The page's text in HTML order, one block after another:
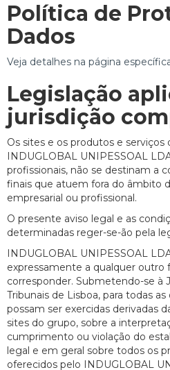
Política de
Dados
Veja detalhes na página
Legislação
jurisdição
Os sites e os produtos e serviços
INDUGLOBAL UNIPESSOAL
profissionais, não se destinam a
finais que atuem fora do âmbito
empresarial ou profissional.
O presente aviso legal e as
determinadas reger-se-ão pela
INDUGLOBAL UNIPESSOAL
expressamente a qualquer outro
corresponder. Submetendo-se à
Tribunais de Lisboa, para todas
possam ser exercidas derivadas
sites do grupo, sobre a
cumprimento ou violação do
legal e em geral sobre todos os
oferecidos pelo INDUGLOBAL